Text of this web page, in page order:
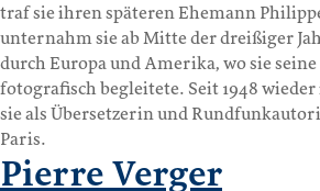
traf sie ihren späteren Ehemann
unternahm sie ab Mitte der dreißiger
durch Europa und Amerika, wo sie
fotografisch begleitete. Seit 1948
sie als Übersetzerin und
Paris.
Pierre Verger